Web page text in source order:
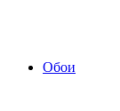
Обои